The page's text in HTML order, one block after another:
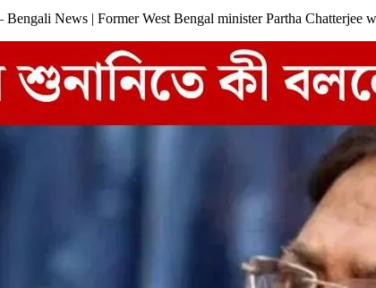
– Bengali News | Former West Bengal minister Partha